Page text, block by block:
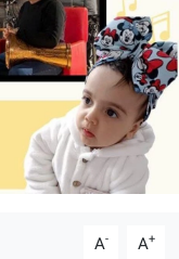
A- A+